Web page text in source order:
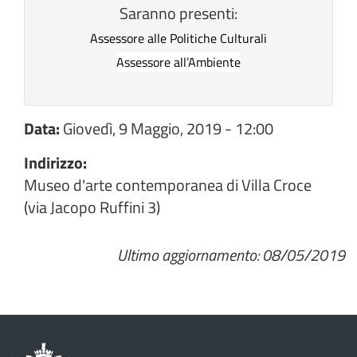
Saranno presenti:
Assessore alle Politiche Culturali
Assessore all’Ambiente
Data:Giovedì, 9 Maggio, 2019 - 12:00
Indirizzo:
Museo d'arte contemporanea di Villa Croce
(via Jacopo Ruffini 3)
Ultimo aggiornamento: 08/05/2019